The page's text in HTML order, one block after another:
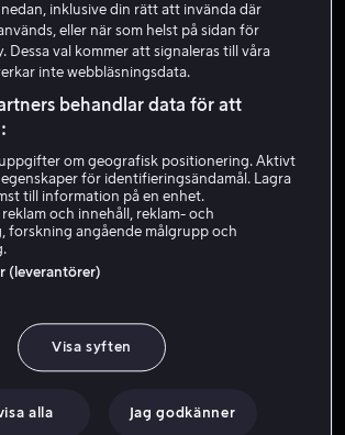
Skådespelare Gäst
Från 59 kr
inklusive din rätt att invända där
eller när som helst på sidan för
Dessa val kommer att signaleras till våra
inte webbläsningsdata.
behandlar data för att
om geografisk positionering. Aktivt
egenskaper för identifieringsändamål. Lagra
till information på en enhet.
och innehåll, reklam- och
forskning angående målgrupp och
(leverantörer)
Visa syften
alla Jag godkänner